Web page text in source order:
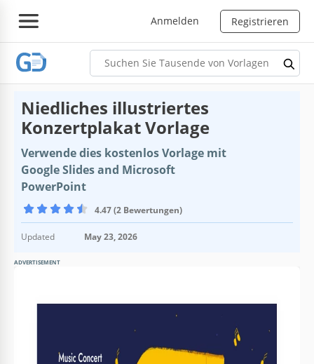
Anmelden Registrieren
Niedliches illustriertes
Konzertplakat Vorlage
Verwende dies kostenlos Vorlage mit
Google Slides and Microsoft
PowerPoint
4.47 (2 Bewertungen)
Updated May 23, 2026
ADVERTISEMENT